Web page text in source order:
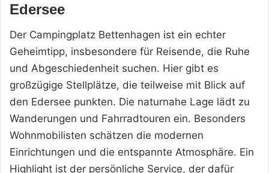
Edersee
Der Campingplatz Bettenhagen ist ein echter
Geheimtipp, insbesondere für Reisende, die Ruhe
und Abgeschiedenheit suchen. Hier gibt es
großzügige Stellplätze, die teilweise mit Blick auf
den Edersee punkten. Die naturnahe Lage lädt zu
Wanderungen und Fahrradtouren ein. Besonders
Wohnmobilisten schätzen die modernen
Einrichtungen und die entspannte Atmosphäre. Ein
Highlight ist der persönliche Service, der dafür